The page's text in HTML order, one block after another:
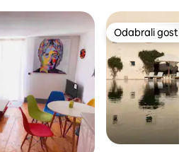
Odabrali gosti
Odabrali gosti